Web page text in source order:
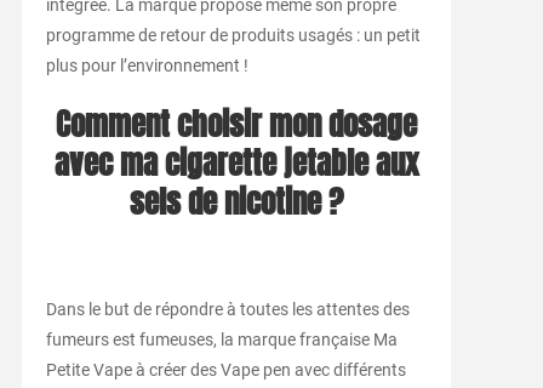
intégrée. La marque propose même son propre
programme de retour de produits usagés : un petit
plus pour l’environnement !
Comment choisir mon dosage
avec ma cigarette jetable aux
sels de nicotine ?
Dans le but de répondre à toutes les attentes des
fumeurs est fumeuses, la marque française Ma
Petite Vape à créer des Vape pen avec différents